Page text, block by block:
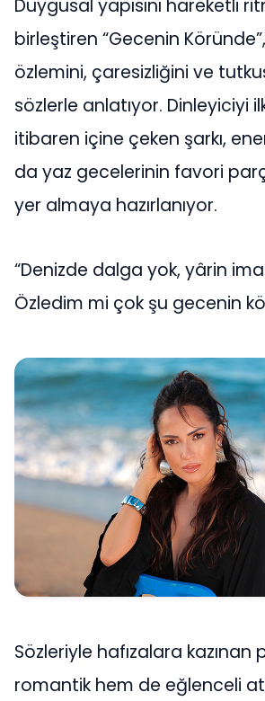
Duygusal yapısını hareketli
birleştiren “Gecenin
özlemini, çaresizliğini ve
sözlerle anlatıyor. Dinleyiciyi
itibaren içine çeken şarkı,
da yaz gecelerinin favori
yer almaya hazırlanıyor.
“Denizde dalga yok, yârin
Özledim mi çok şu gecenin
Sözleriyle hafızalara kazınan
romantik hem de eğlenceli